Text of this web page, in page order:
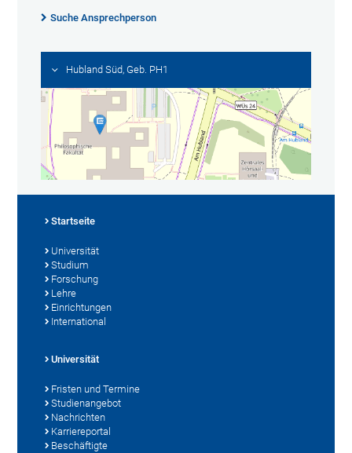
Suche Ansprechperson
Hubland Süd, Geb. PH1
Startseite
Universität
Studium
Forschung
Lehre
Einrichtungen
International
Universität
Fristen und Termine
Studienangebot
Nachrichten
Karriereportal
Beschäftigte